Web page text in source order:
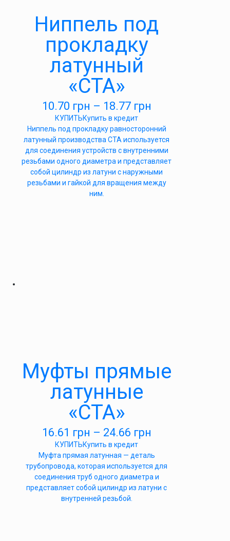
Ниппель под
прокладку
латунный
«СТА»
10.70 грн – 18.77 грн
КУПИТЬКупить в кредит
Ниппель под прокладку равносторонний
латунный производства СТА используется
для соединения устройств с внутренними
резьбами одного диаметра и представляет
собой цилиндр из латуни с наружными
резьбами и гайкой для вращения между
ним.
Муфты прямые
латунные
«СТА»
16.61 грн – 24.66 грн
КУПИТЬКупить в кредит
Муфта прямая латунная — деталь
трубопровода, которая используется для
соединения труб одного диаметра и
представляет собой цилиндр из латуни с
внутренней резьбой.